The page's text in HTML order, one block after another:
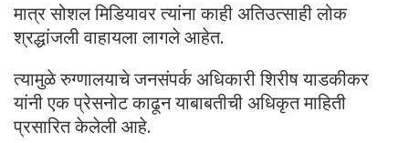
मात्र सोशल मिडियावर त्यांना काही अतिउत्साही लोक
श्रद्धांजली वाहायला लागले आहेत.
त्यामुळे रुग्णालयाचे जनसंपर्क अधिकारी शिरीष याडकीकर
यांनी एक प्रेसनोट काढून याबाबतीची अधिकृत माहिती
प्रसारित केलेली आहे.